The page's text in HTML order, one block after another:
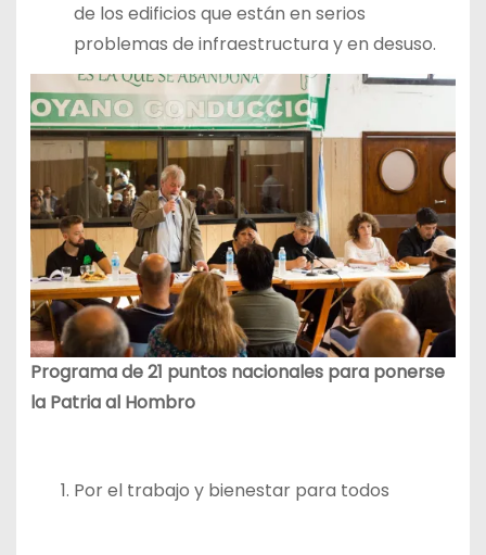
de los edificios que están en serios
problemas de infraestructura y en desuso.
Programa de 21 puntos nacionales para ponerse
la Patria al Hombro
Por el trabajo y bienestar para todos